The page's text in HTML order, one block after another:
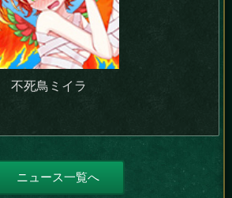
不死鳥ミイラ
ニュース一覧へ